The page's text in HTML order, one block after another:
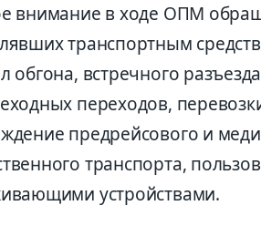
внимание в ходе ОПМ
транспортным
обгона, встречного
переходов,
предрейсового и
транспорта,
устройствами.